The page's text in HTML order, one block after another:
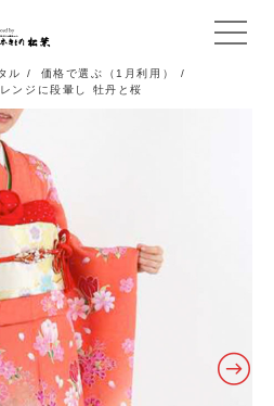
メ
ル / 価格で選ぶ（1月利用）
/
ンジに段暈し 牡丹と桜